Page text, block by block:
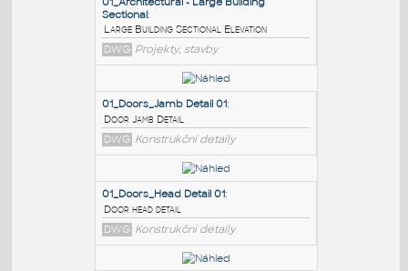
PODOBNÉ BLOKY
01_Architectural - Large Building
Sectional:
Large Building Sectional Elevation
DWG Projekty, stavby
01_Doors_Jamb Detail 01